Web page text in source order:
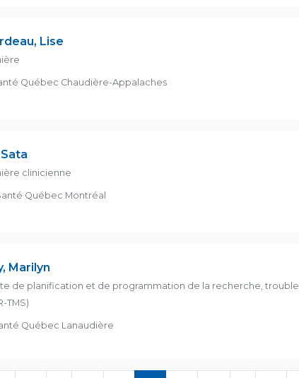
Lise
Québec Chaudière-Appalaches
clinicienne
Québec Montréal
Marilyn
de planification et de programmation de la recherche,
TMS)
Québec Lanaudière